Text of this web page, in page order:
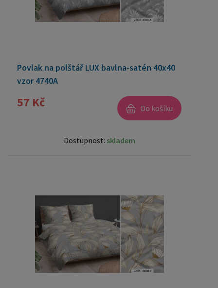
Povlak na polštář LUX bavlna-satén 40x40
vzor 4740A
57 Kč Do košíku
Dostupnost: skladem